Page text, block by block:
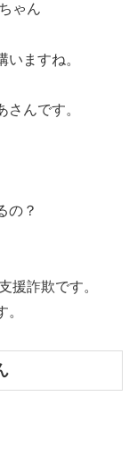
ゃん
ますね。
んです。
の？
援詐欺です。